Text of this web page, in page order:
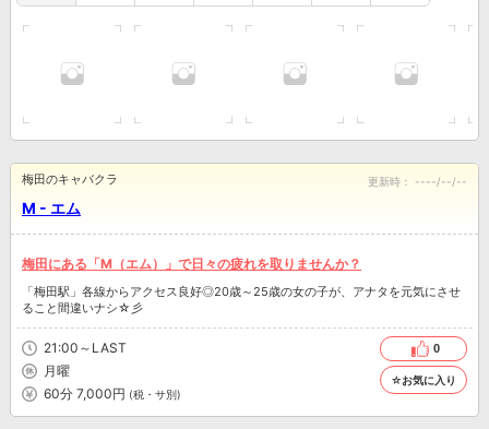
M - エム
梅田のキャバクラ 更新時： ----/--/--
梅田にある「M（エム）」で日々の疲れを取りませんか？
「梅田駅」各線からアクセス良好◎20歳～25歳の女の子が、アナタを元気にさせ
ること間違いナシ☆彡
21:00～LAST
月曜
60分 7,000円 (税・サ別)
0
☆お気に入り